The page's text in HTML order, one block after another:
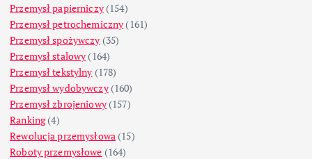
Przemysł papierniczy(154)
Przemysł petrochemiczny (161)
Przemysł spożywczy (35)
Przemysł stalowy (164)
Przemysł tekstylny (178)
Przemysł wydobywczy(160)
Przemysł zbrojeniowy(157)
Ranking(4)
Rewolucja przemysłowa (15)
Roboty przemysłowe (164)